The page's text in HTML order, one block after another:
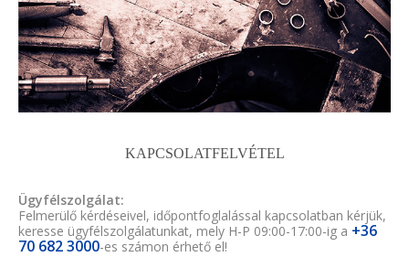
KAPCSOLATFELVÉTEL
Ügyfélszolgálat:
Felmerülő kérdéseivel, időpontfoglalással kapcsolatban kérjük,
keresse ügyfélszolgálatunkat, mely H-P 09:00-17:00-ig a +36
70 682 3000-es számon érhető el!